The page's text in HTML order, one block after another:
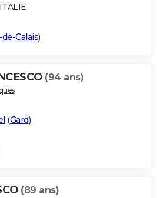
Calais)
(94 ans)
(Gard)
(89 ans)